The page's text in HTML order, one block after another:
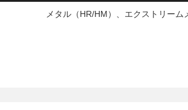
メタル（HR/HM）、エクストリー